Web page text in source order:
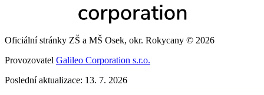
Oficiální stránky ZŠ a MŠ Osek, okr. Rokycany © 2026
Provozovatel Galileo Corporation s.r.o.
Poslední aktualizace: 13. 7. 2026